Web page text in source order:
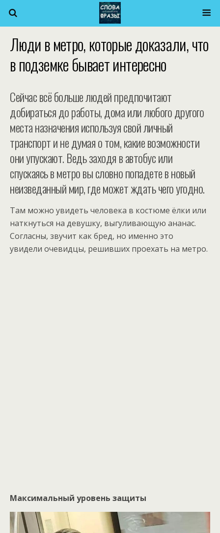
Люди в метро, которые доказали, что
в подземке бывает интересно
Сейчас всё больше людей предпочитают
добираться до работы, дома или любого другого
места назначения используя свой личный
транспорт и не думая о том, какие возможности
они упускают. Ведь заходя в автобус или
спускаясь в метро вы словно попадете в новый
неизведанный мир, где может ждать чего угодно.
Там можно увидеть человека в костюме ёлки или
наткнуться на девушку, выгуливающую ананас.
Согласны, звучит как бред, но именно это
увидели очевидцы, решивших проехать на метро.
Максимальный уровень защиты